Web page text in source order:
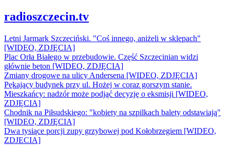
radioszczecin.tv
Letni Jarmark Szczeciński. "Coś innego, aniżeli w sklepach"
[WIDEO, ZDJĘCIA]
Plac Orła Białego w przebudowie. Część Szczecinian widzi
głównie beton [WIDEO, ZDJĘCIA]
Zmiany drogowe na ulicy Andersena [WIDEO, ZDJĘCIA]
Pękający budynek przy ul. Hożej w coraz gorszym stanie.
Mieszkańcy: nadzór może podjąć decyzję o eksmisji [WIDEO,
ZDJĘCIA]
Chodnik na Piłsudskiego: "kobiety na szpilkach balety odstawiają"
[WIDEO, ZDJĘCIA]
Dwa tysiące porcji zupy grzybowej pod Kołobrzegiem [WIDEO,
ZDJECIA]